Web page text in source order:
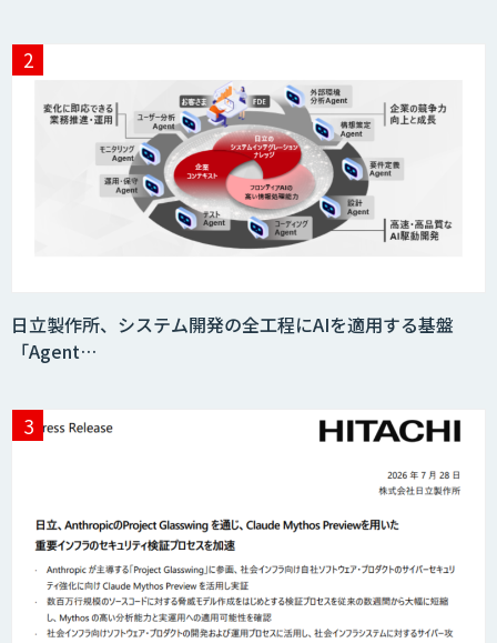
日立製作所、システム開発の全工程にAIを適用する基盤
「Agent…